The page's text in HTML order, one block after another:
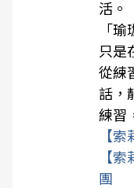
活。
「
只是
從練
話，
練習
【
【
團